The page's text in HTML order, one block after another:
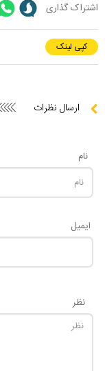
اشتراک گذاری
کپی لینک
ارسال نظرات
نام
ایمیل
نظر